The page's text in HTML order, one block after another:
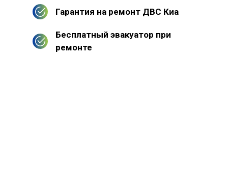
Гарантия на ремонт ДВС Киа
Бесплатный эвакуатор при
ремонте